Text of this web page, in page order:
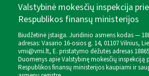
Valstybinė mokesčių inspekcija
Respublikos finansų ministerijos
Biudžetinė įstaiga. Juridinio asmens kodas —
adresas: Vasario 16-osios g. 14, 01107 Vilnius,
vmi@vmi.lt, E. pristatymo dėžutės adresas
Duomenys apie Valstybinę mokesčių inspekciją
Respublikos finansų ministerijos kaupiami ir